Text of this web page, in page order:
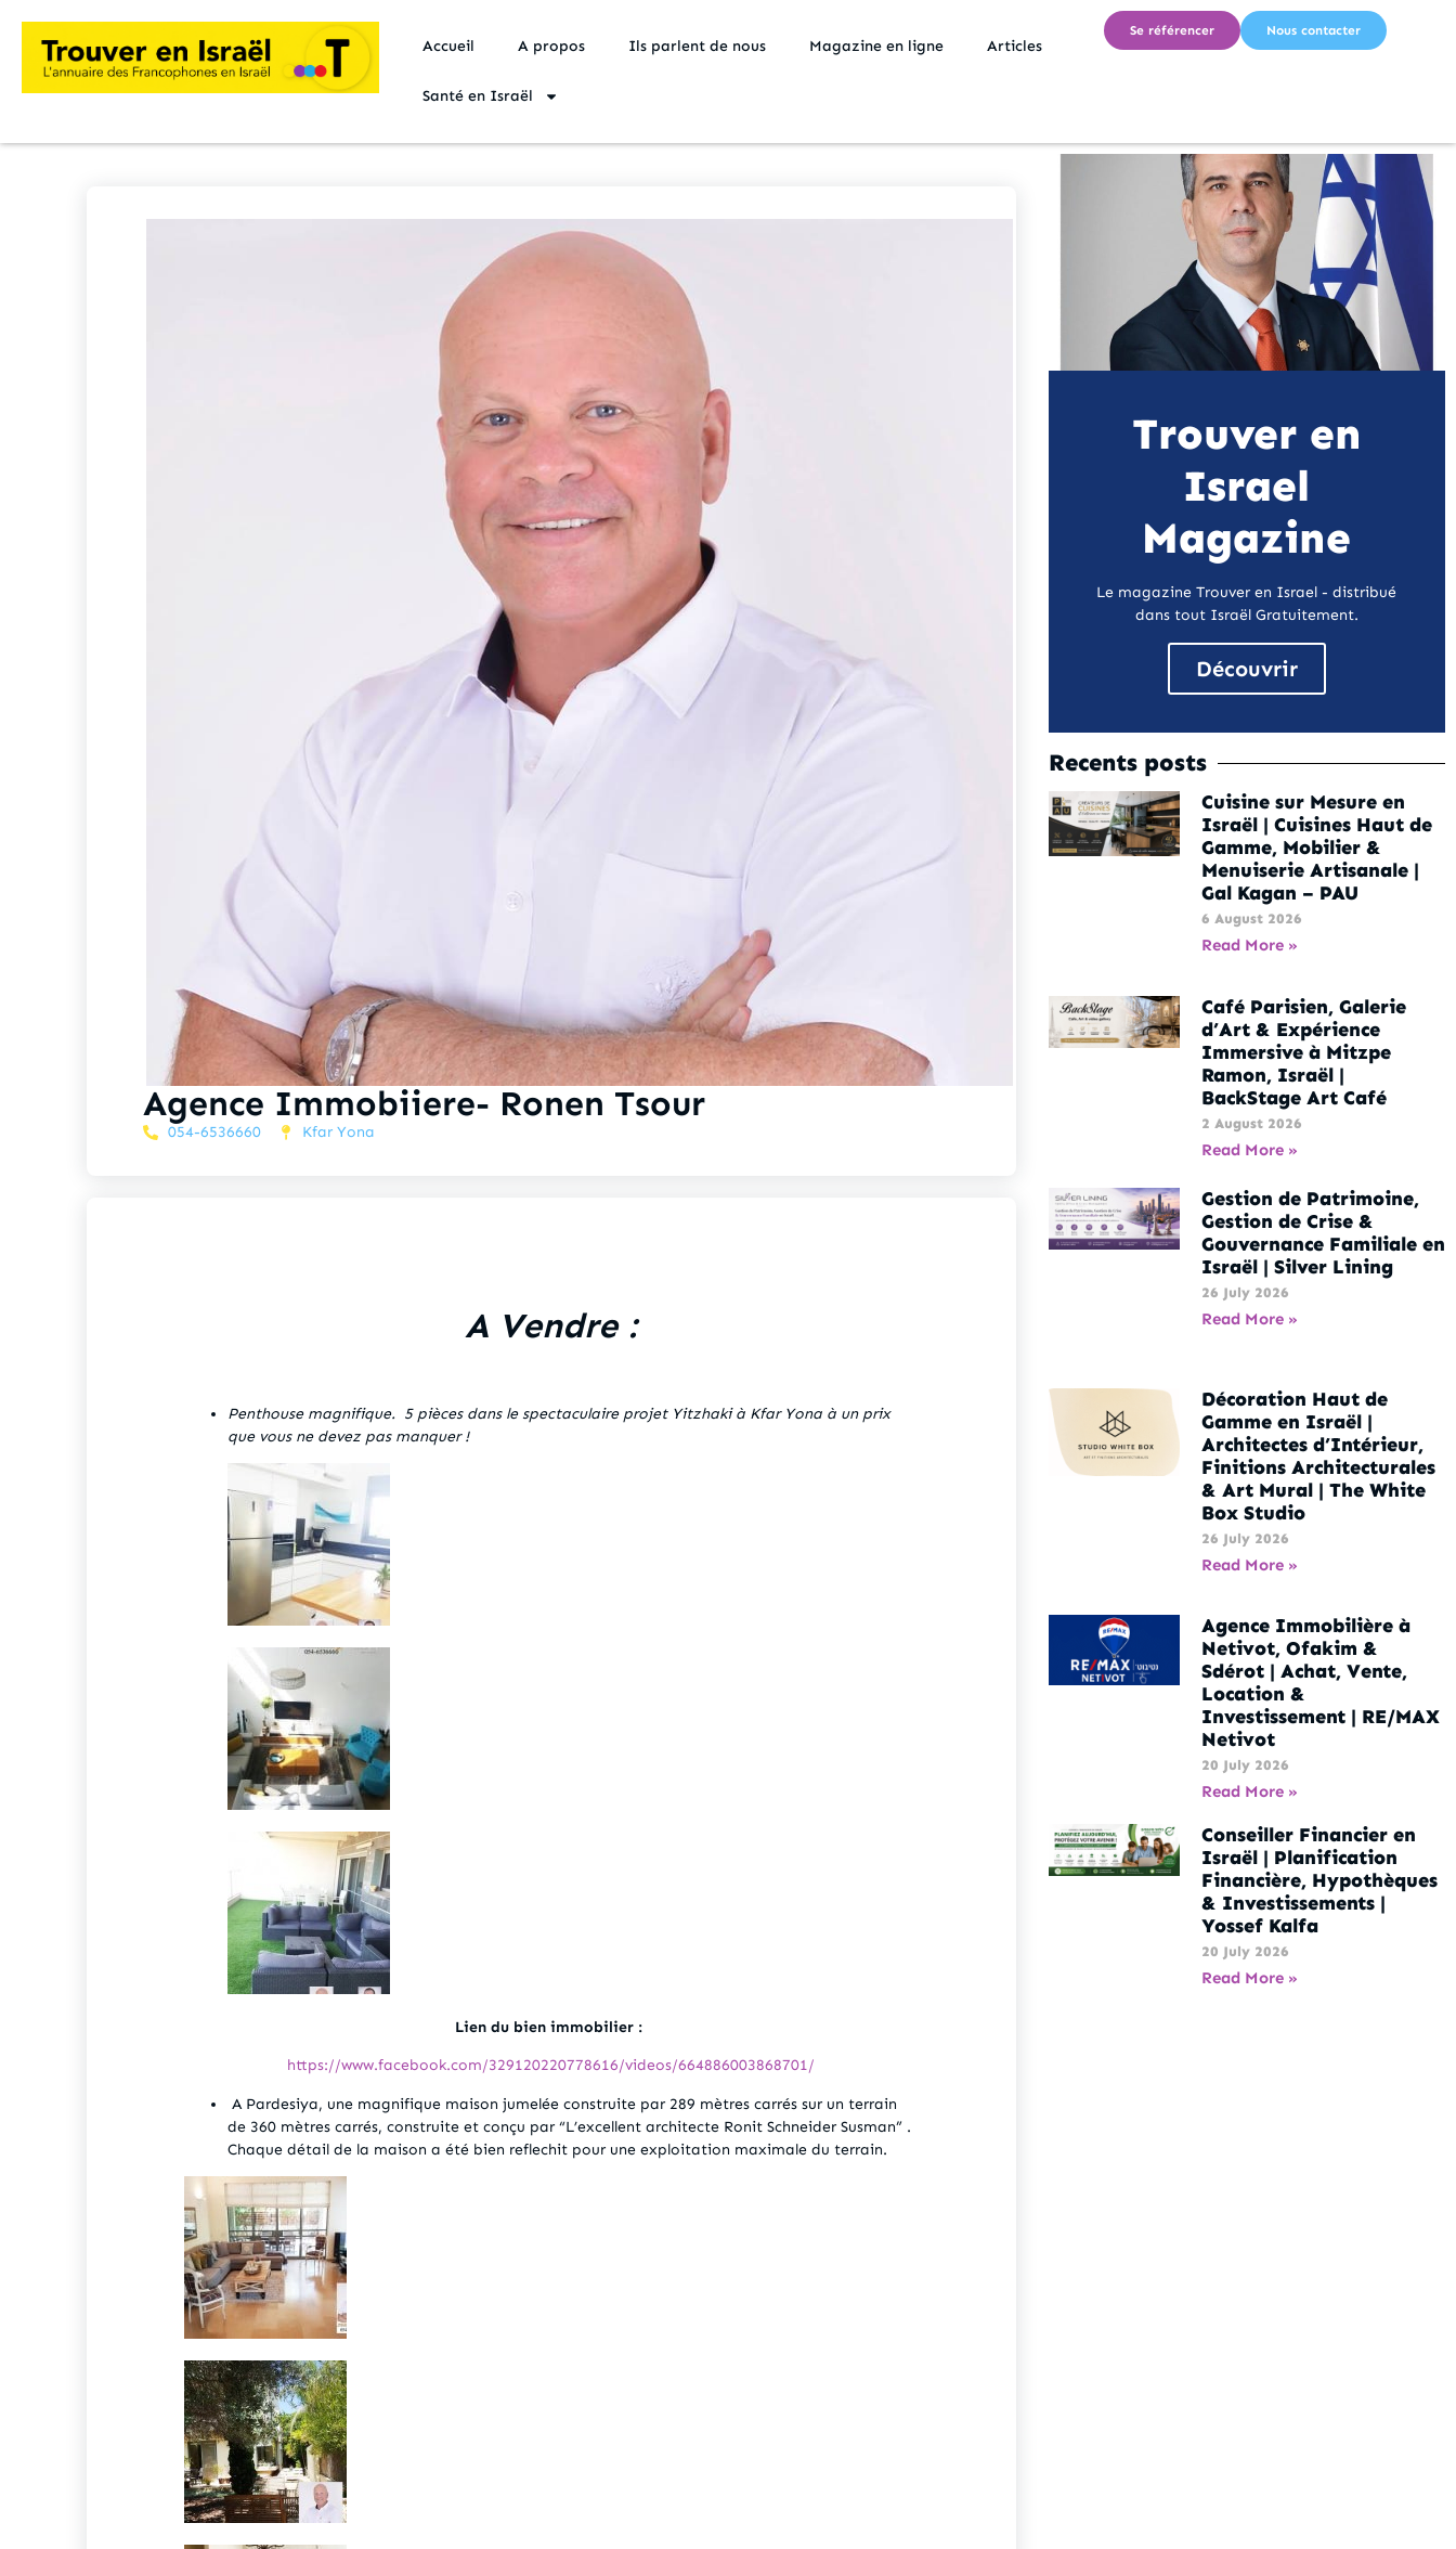
Accueil A propos Ils parlent de nous Magazine en ligne Articles
Santé en Israël
Se référencer Nous contacter
Agence Immobiiere- Ronen Tsour
054-6536660 Kfar Yona
A Vendre :
Penthouse magnifique. 5 pièces dans le spectaculaire projet Yitzhaki à Kfar Yona à un prix
que vous ne devez pas manquer !
Lien du bien immobilier :
https://www.facebook.com/329120220778616/videos/664886003868701/
A Pardesiya, une magnifique maison jumelée construite par 289 mètres carrés sur un terrain
de 360 mètres carrés, construite et conçu par “L’excellent architecte Ronit Schneider Susman” .
Chaque détail de la maison a été bien reflechit pour une exploitation maximale du terrain.
Trouver en
Israel
Magazine
Le magazine Trouver en Israel - distribué
dans tout Israël Gratuitement.
Découvrir
Recents posts
Cuisine sur Mesure en
Israël | Cuisines Haut de
Gamme, Mobilier &
Menuiserie Artisanale |
Gal Kagan – PAU
6 August 2026
Read More »
Café Parisien, Galerie
d’Art & Expérience
Immersive à Mitzpe
Ramon, Israël |
BackStage Art Café
2 August 2026
Read More »
Gestion de Patrimoine,
Gestion de Crise &
Gouvernance Familiale en
Israël | Silver Lining
26 July 2026
Read More »
Décoration Haut de
Gamme en Israël |
Architectes d’Intérieur,
Finitions Architecturales
& Art Mural | The White
Box Studio
26 July 2026
Read More »
Agence Immobilière à
Netivot, Ofakim &
Sdérot | Achat, Vente,
Location &
Investissement | RE/MAX
Netivot
20 July 2026
Read More »
Conseiller Financier en
Israël | Planification
Financière, Hypothèques
& Investissements |
Yossef Kalfa
20 July 2026
Read More »